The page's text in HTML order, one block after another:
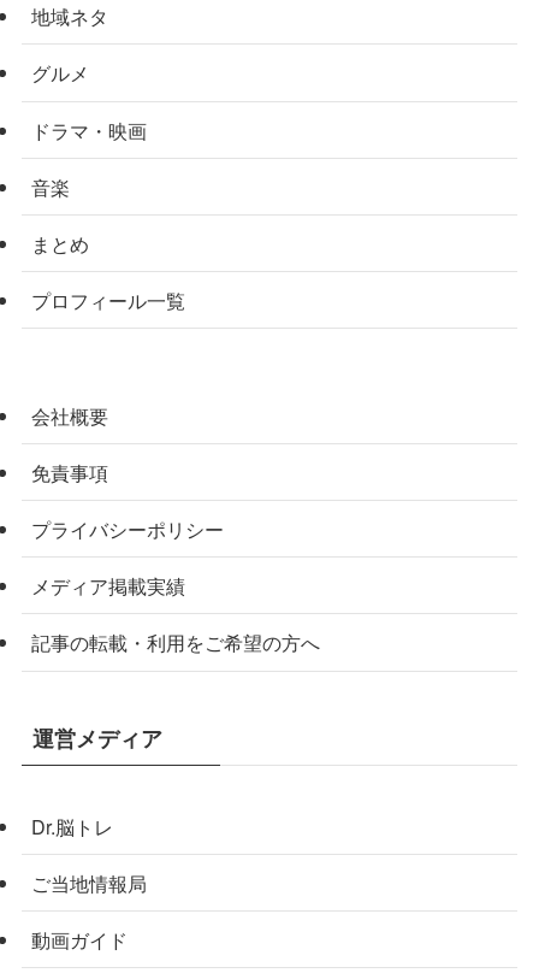
地域ネタ
グルメ
ドラマ・映画
音楽
まとめ
プロフィール一覧
会社概要
免責事項
プライバシーポリシー
メディア掲載実績
記事の転載・利用をご希望の方へ
運営メディア
Dr.脳トレ
ご当地情報局
動画ガイド